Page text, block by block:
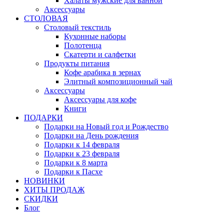
Аксессуары
СТОЛОВАЯ
Столовый текстиль
Кухонные наборы
Полотенца
Скатерти и салфетки
Продукты питания
Кофе арабика в зернах
Элитный композиционный чай
Аксессуары
Аксессуары для кофе
Книги
ПОДАРКИ
Подарки на Новый год и Рождество
Подарки на День рождения
Подарки к 14 февраля
Подарки к 23 февраля
Подарки к 8 марта
Подарки к Пасхе
НОВИНКИ
ХИТЫ ПРОДАЖ
СКИДКИ
Блог